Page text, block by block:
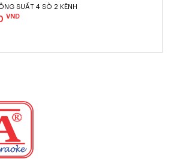
BIG
SUẤT 4 SÒ 2 KÊNH
VND